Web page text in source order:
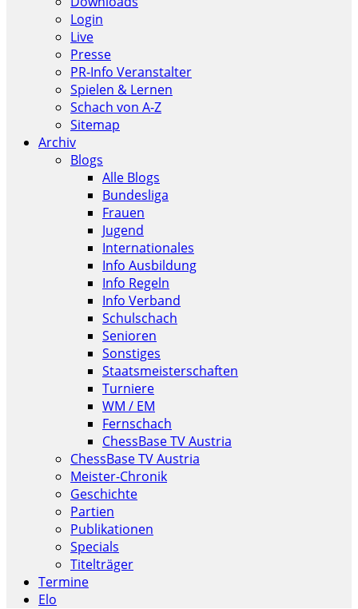
Login
Live
Presse
PR-Info Veranstalter
Spielen & Lernen
Schach von A-Z
Sitemap
Archiv
Blogs
Alle Blogs
Bundesliga
Frauen
Jugend
Internationales
Info Ausbildung
Info Regeln
Info Verband
Schulschach
Senioren
Sonstiges
Staatsmeisterschaften
Turniere
WM / EM
Fernschach
ChessBase TV Austria
ChessBase TV Austria
Meister-Chronik
Geschichte
Partien
Publikationen
Specials
Titelträger
Termine
Elo